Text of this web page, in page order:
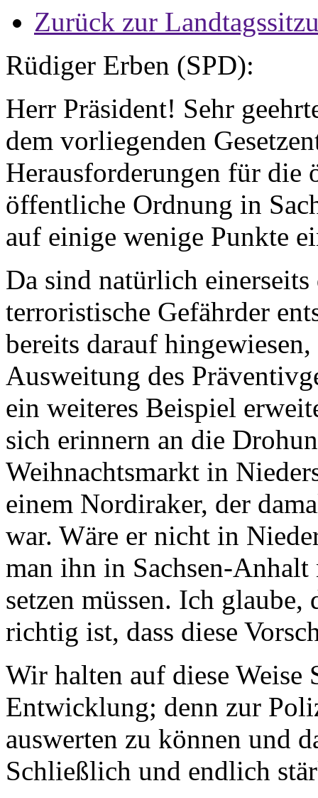
Zurück zur
Rüdiger Erben (SPD):
Herr Präsident! Sehr
dem vorliegenden
Herausforderungen für die
öffentliche Ordnung in
auf einige wenige Punkte
Da sind natürlich
terroristische Gefährder
bereits darauf
Ausweitung des
ein weiteres Beispiel
sich erinnern an die
Weihnachtsmarkt in
einem Nordiraker, der
war. Wäre er nicht in
man ihn in Sachsen-
setzen müssen. Ich glaube,
richtig ist, dass diese
Wir halten auf diese
Entwicklung; denn zur
auswerten zu können und
Schließlich und endlich